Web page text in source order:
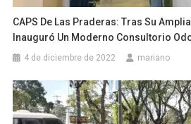
CAPS De Las Praderas: Tras Su
Inauguró Un Moderno Consultorio
4 de diciembre de 2022 mariano